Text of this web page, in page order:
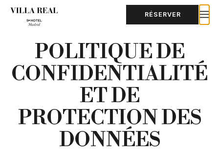
RÉSERVER
POLITIQUE DE
CONFIDENTIALITÉ
ET DE
PROTECTION DES
DONNÉES